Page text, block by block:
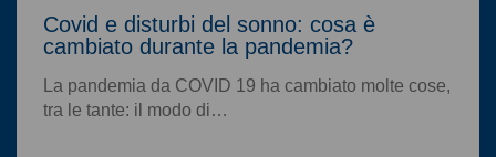
Covid e disturbi del sonno: cosa è
cambiato durante la pandemia?
La pandemia da COVID 19 ha cambiato molte cose,
tra le tante: il modo di…